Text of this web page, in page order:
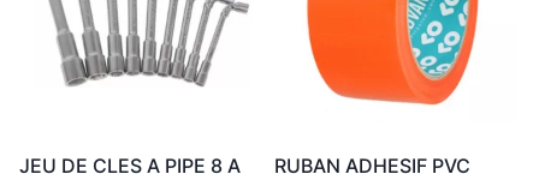
JEU DE CLES A PIPE 8 A
RUBAN ADHESIF PVC